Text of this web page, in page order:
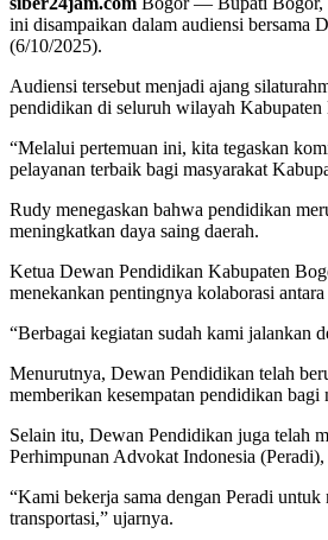
ini disampaikan dalam audiensi bersama
(6/10/2025).
Audiensi tersebut menjadi ajang
pendidikan di seluruh wilayah Kabupaten
“Melalui pertemuan ini, kita tegaskan
pelayanan terbaik bagi masyarakat
Rudy menegaskan bahwa pendidikan
meningkatkan daya saing daerah.
Ketua Dewan Pendidikan Kabupaten
menekankan pentingnya kolaborasi
“Berbagai kegiatan sudah kami jalankan
Menurutnya, Dewan Pendidikan telah
memberikan kesempatan pendidikan
Selain itu, Dewan Pendidikan juga telah
Perhimpunan Advokat Indonesia
“Kami bekerja sama dengan Peradi
transportasi,” ujarnya.